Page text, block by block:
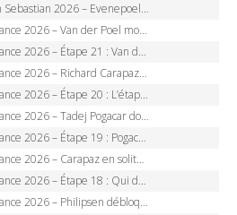
– Evenepoel recordman, 4e victoire, Carapaz battu au sprint
Poel monumental à Paris, Pogacar égale le record des cinq sacres
Van der Poel, Pogacar, qui succédera à Wout van Aert sur les Champs-Elysées ?
Carapaz roi des Alpes, doublé et maillot à pois, Seixas perd le podium
: L’étape reine, Galibier, Sarenne, Alpe d’Huez, qui succédera à Pogacar ?
Pogacar dompte l’Alpe d’Huez, 5e victoire, record de Pantani pulvérisé
Étape 19 : Pogacar peut-il enfin dompter l’Alpe d’Huez ?
en solitaire à Orcières-Merlette, Paret-Peintre à un point du maillot à pois
: Qui domptera Orcières-Merlette, première marche vers l’Alpe d’Huez ?
débloque son compteur à Voiron, Pedersen en danger pour le maillot vert